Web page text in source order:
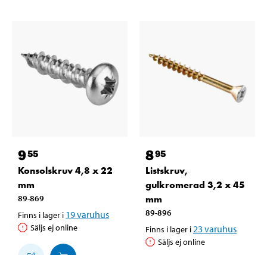
955
Konsolskruv 4,8 x 22
mm
89-869
Finns i lager i 19varuhus
Säljs ej online
895
Listskruv,
gulkromerad 3,2 x 45
mm
89-896
Finns i lager i 23 varuhus
Säljs ej online